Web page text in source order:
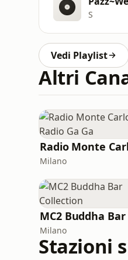
S
Vedi Playlist
Altri
Milano
Milano
Stazioni